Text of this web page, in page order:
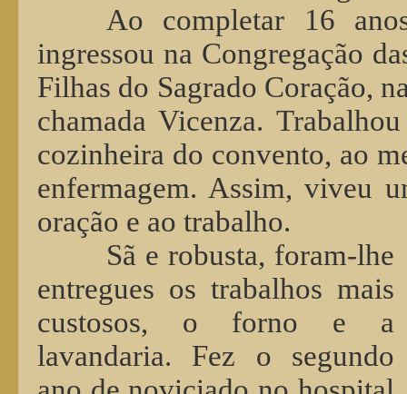
Ao completar 16
ingressou na Congregação
Filhas do Sagrado Coração,
chamada Vicenza.
cozinheira do convento, ao
enfermagem. Assim, viveu
oração e ao trabalho.
Sã e robusta, foram-lhe
entregues os trabalhos mais
custosos, o forno e a
lavandaria. Fez o segundo